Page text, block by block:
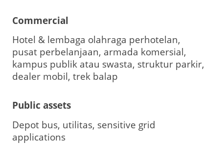
Commercial
Hotel & lembaga olahraga perhotelan,
pusat perbelanjaan, armada komersial,
kampus publik atau swasta, struktur parkir,
dealer mobil, trek balap
Public assets
Depot bus, utilitas, sensitive grid
applications